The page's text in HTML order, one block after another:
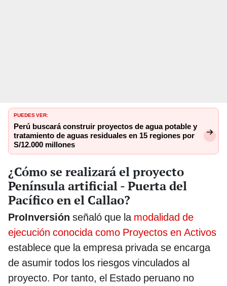
PUEDES VER:
Perú buscará construir proyectos de agua potable y
tratamiento de aguas residuales en 15 regiones por
S/12.000 millones
¿Cómo se realizará el proyecto
Península artificial - Puerta del
Pacífico en el Callao?
ProInversión señaló que la modalidad de
ejecución conocida como Proyectos en Activos
establece que la empresa privada se encarga
de asumir todos los riesgos vinculados al
proyecto. Por tanto, el Estado peruano no